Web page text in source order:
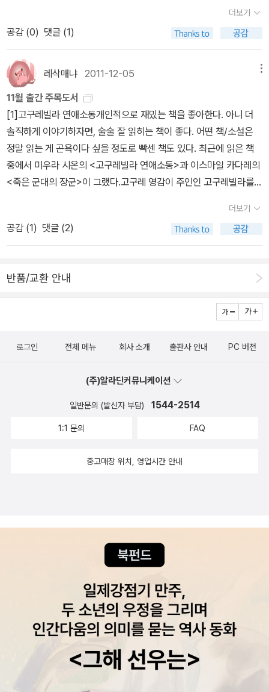
매력을 많은 분들이 느껴보셨음합니다.그럼 제 맘대로 이번 평가단
소설들의 베스트 5를 선정해볼까요. 이미 베스트 1로 윤성희의 소설
을 골랐으니 4권만 더 추려보겠습니다. 첫째로, 루스 렌들의 '활자 잔
혹극'추리 소설에 사회성을 가미한 작품이라 그냥 넘어갈 수가 없었
습니다. 추리 소설 자체로의 매력보다 '문맹'이라는 키워드를 추리문
학의 전면으로 끌고 나온 과감성이 돋보인 작품이었습니다. 둘째로,
고이즈미 기미코의 '변호측 증인'이 작품은 '활자 잔혹극'과는 다르게
추리소설 본래의 매력에 충실한 작품입니다. 고전임에도 불구하고 그
반전은 대단히 신선하게 다가왔습니다. 이 작품이 없었더라면 '달리
의 고치'에 한 표를 줬을테지만. 이건 못 이겨요. 셋째로, 요 네스뵈의
'스노우 맨'베스트 1의 자리를 놓고 경합을 벌였던 작품입니다. 정말
훌륭한 스릴러였어요. 반전에 반전을 거듭하는 스토리 전개가 일품이
재미 측면에선 따라올 소설이 없었습니다. 넷째로, 김경욱의 '신에게
'흑산'은 과하게 실험적이라, '로보포칼립스'는 스필버그가 만들어낸
거품이라고 밖에 볼 수 없는 허술한 이야기 때문에 배재했습니다.이
소설은 다른 김경욱의 작품들과는 조금 다른 성향을 보입니다. 조금
선정했습니다. 이야기의 완결성 측면에선 당혹스런 작품들이 조금 보
라'와 같은 작품과 같이 드러나는 이미지가 강렬한 작품들로 구성되
어 있습니다.평소에 잘 접하지 않는 작품들을 읽고 분석을 하고 리뷰
언제 또 이런 작품들을 읽어볼까 생각해보면 신간평가단 활동은 분명
분은 꼭 propose@aladin.co.kr 로 메일 주세요. (나의 계정 바꾸시
면 안되요)* 리뷰가 늦으시는 분도 꼭 propose@aladin.co.kr 로
메일 주세요. (이제는 다 아시죠?)
더보기
공감 (0) 댓글 (1)
레삭매냐 2011-12-05
11월 출간 주목도서
[1]고구레빌라 연애소동개인적으로 재밌는 책을 좋아한다. 아니 더
솔직하게 이야기하자면, 술술 잘 읽히는 책이 좋다. 어떤 책/소설은
정말 읽는 게 곤욕이다 싶을 정도로 빡센 책도 있다. 최근에 읽은 책
중에서 미우라 시온의 <고구레빌라 연애소동>과 이스마일 카다레의
<죽은 군대의 장군>이 그랬다.고구레 영감이 주인인 고구레빌라를
에피소드에 주인공으로 나오는 캐릭터들이 서로 겹치는 게 아주 인상
적이다. 그리고 보니 최근에 읽었던 최제훈 작가의 <일곱 개의 고양
이 눈>하고 그 구성이 비슷하구나. 물론 장르는 다르지만.[2] 허조그
였는데, 이번에 펭클에서 두 권의 책이 나오면서 관심을 갖게 됐다. 당
장에 접하고 싶지만, 지금 대기 중이 책들이 제법 있어서 내년에나 읽
게 될 것 같다.퓰리처상 수상 작품들은 기본적으로 그 콘텐츠를 믿을
직접 만나 봐서 그런진 몰라도 퓰리처상에 더 애착이 가는 느낌이다.
를 자랑하는 솔 벨로우와 만나는 첫 작품으로 40년도 더 전에 발표된
<허조그>가 어떨지 기대가 된다.[3] 희랍어 시간한강이라는 이름의
런 생각이 들 정도다. 하지만, 이 분은 여자 작가다. 그동안 문학동네
에 나왔다.희랍어는 분명 그리스어를 말할진대, 왜 굳이 그리스어가
라. 읽어볼만한 책인 듯 싶다. 오늘에라도 도전해 보고프다.
더보기
공감 (1) 댓글 (2)
반품/교환 안내
로그인 전체 메뉴 회사 소개 출판사 안내 PC 버전
(주)알라딘커뮤니케이션
일반문의 (발신자 부담) 1544-2514
1:1 문의 FAQ
중고매장 위치, 영업시간 안내